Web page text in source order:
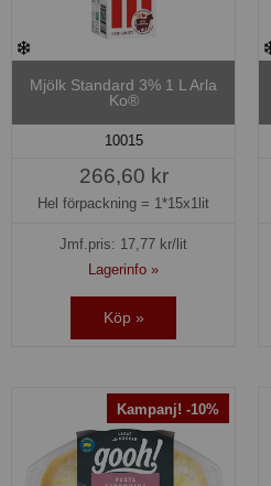
Mjölk Standard 3% 1 L Arla
Ko®
10015
266,60 kr
Hel förpackning = 1*15x1lit
Jmf.pris: 17,77 kr/lit
Lagerinfo »
Köp »
Kampanj! -10%